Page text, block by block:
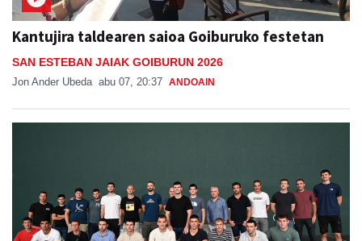
Kantujira taldearen saioa Goiburuko festetan
SAN ESTEBAN JAIAK GOIBURUN 2026
Jon Ander Ubeda abu 07, 20:37 ANDOAIN